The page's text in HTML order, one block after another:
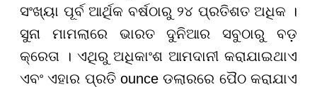
ସଂଖ୍ୟା ପୂର୍ବ ଆର୍ଥିକ ବର୍ଷଠାରୁ ୨୪ ପ୍ରତିଶତ ଅଧିକ ।
ସୁନା ମାମଲାରେ ଭାରତ ଦୁନିଆର ସବୁଠାରୁ ବଡ଼
କ୍ରେତା । ଏଥିରୁ ଅଧିକାଂଶ ଆମଦାନୀ କରାଯାଇଥାଏ
ଏବଂ ଏହାର ପ୍ରତି ounce ଡଲାରରେ ପୈଠ କରାଯାଏ